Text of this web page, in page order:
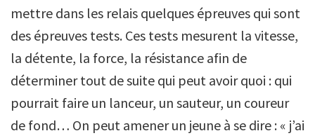
mettre dans les relais quelques épreuves qui sont
des épreuves tests. Ces tests mesurent la vitesse,
la détente, la force, la résistance afin de
déterminer tout de suite qui peut avoir quoi : qui
pourrait faire un lanceur, un sauteur, un coureur
de fond… On peut amener un jeune à se dire : « j’ai